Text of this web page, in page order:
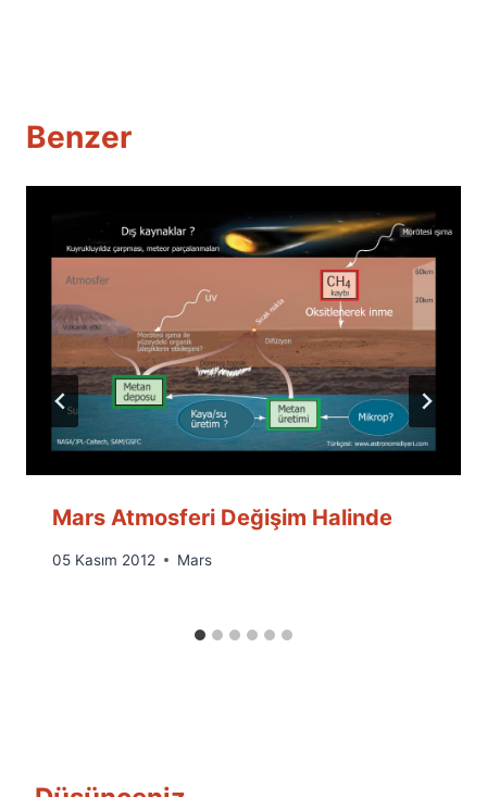
Benzer
Mars Atmosferi Değişim Halinde
By
05 Kasım 2012 Mars